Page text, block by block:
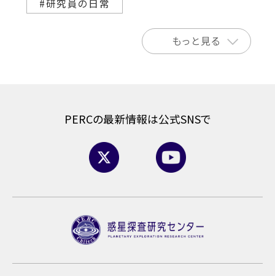
#研究員の日常
もっと見る
PERCの最新情報は公式SNSで